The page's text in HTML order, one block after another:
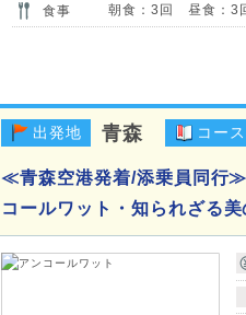
食事 朝食：3回 昼食：3
出発地 青森 コー
≪青森空港発着/添乗員同行≫
コールワット・知られざる